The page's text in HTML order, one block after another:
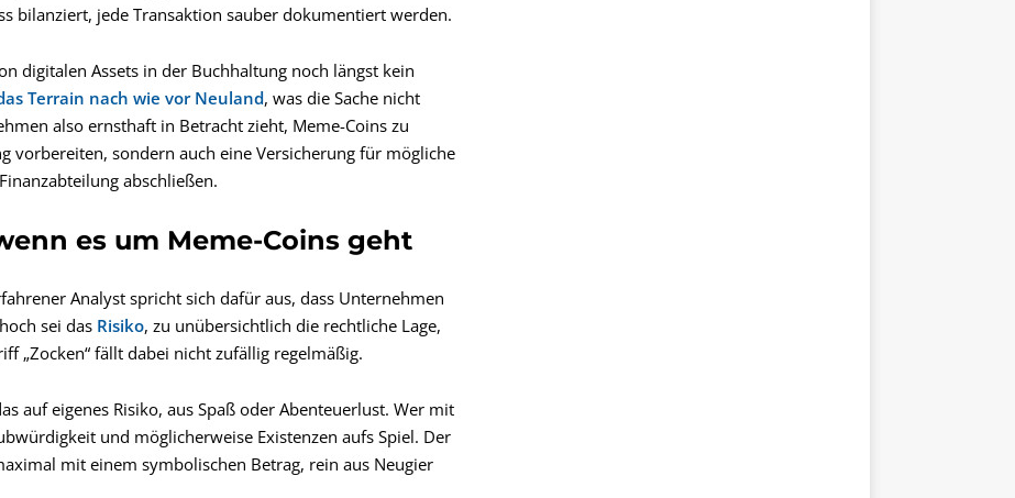
bilanziert, jede Transaktion sauber dokumentiert werden.
digitalen Assets in der Buchhaltung noch längst kein
Terrain nach wie vor Neuland, was die Sache nicht
also ernsthaft in Betracht zieht, Meme-Coins zu
vorbereiten, sondern auch eine Versicherung für mögliche
abschließen.
es um Meme-Coins geht
Analyst spricht sich dafür aus, dass Unternehmen
sei das Risiko, zu unübersichtlich die rechtliche Lage,
„Zocken“ fällt dabei nicht zufällig regelmäßig.
auf eigenes Risiko, aus Spaß oder Abenteuerlust. Wer mit
und möglicherweise Existenzen aufs Spiel. Der
mit einem symbolischen Betrag, rein aus Neugier